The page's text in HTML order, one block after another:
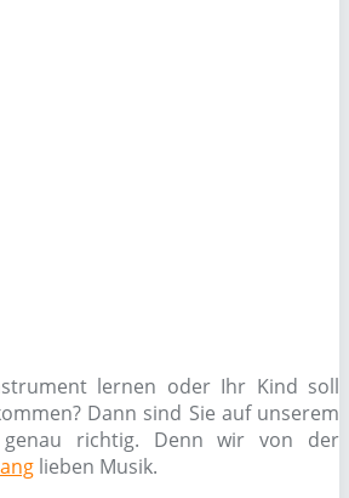
lernen oder Ihr Kind soll
Dann sind Sie auf unserem
genau richtig. Denn wir von der
lieben Musik.